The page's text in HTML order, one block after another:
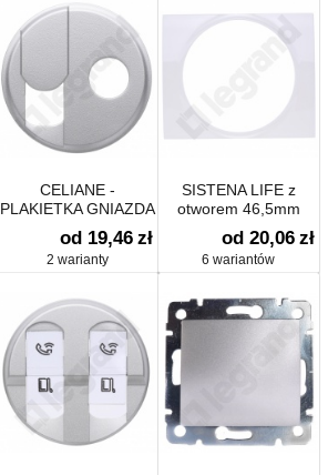
CELIANE -
PLAKIETKA GNIAZDA
TV-RJ45
od 19,46 zł
2 warianty
SISTENA LIFE z
otworem 46,5mm
od 20,06 zł
6 wariantów